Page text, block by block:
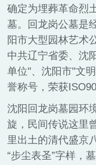
确定为埋葬革命烈
墓。回龙岗公墓是
阳市大型园林艺术
中共辽宁省委、沈
单位"、沈阳市"文
誉称号，荣获
沈阳回龙岗墓园环
旋，民间传说这里
里出土的清代盛京
“步尘表圣”字样，